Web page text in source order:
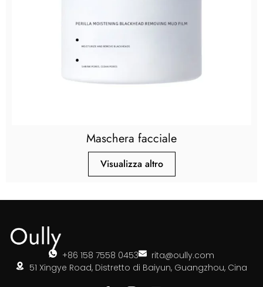
Maschera facciale
Visualizza altro
+86 158 7558 0453
rita@oully.com
51 Xingye Road, Distretto di Baiyun, Guangzhou, Cina